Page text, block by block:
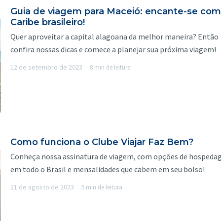
Guia de viagem para Maceió: encante-se
Caribe brasileiro!
12 de setembro de 2023 8 min de leitura
Quer aproveitar a capital alagoana da melhor maneira? Então
confira nossas dicas e comece a planejar sua próxima viagem!
Como funciona o Clube Viajar Faz Bem?
21 de agosto de 2023 5 min de leitura
Conheça nossa assinatura de viagem, com opções de
em todo o Brasil e mensalidades que cabem em seu bolso!